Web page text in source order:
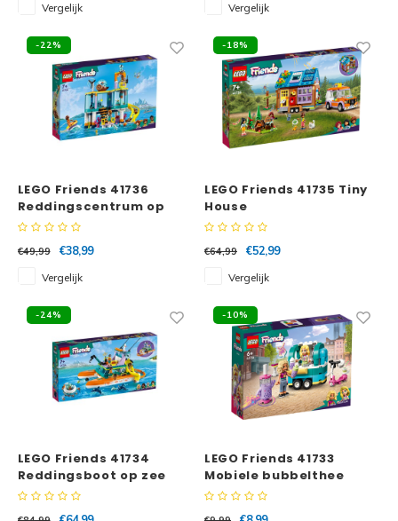
Vergelijk
Vergelijk
-22%
LEGO Friends 41736
Reddingscentrum op
zee
€49,99
€38,99
Vergelijk
-18%
LEGO Friends 41735 Tiny
House
€64,99
€52,99
Vergelijk
-24%
LEGO Friends 41734
Reddingsboot op zee
-10%
LEGO Friends 41733
Mobiele bubbelthee
stand